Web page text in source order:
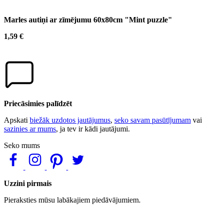
Marles autiņi ar zīmējumu 60x80cm "Mint puzzle"
1,59 €
Priecāsimies palīdzēt
Apskati biežāk uzdotos jautājumus, seko savam pasūtījumam vai
sazinies ar mums, ja tev ir kādi jautājumi.
Seko mums
Uzzini pirmais
Pieraksties mūsu labākajiem piedāvājumiem.